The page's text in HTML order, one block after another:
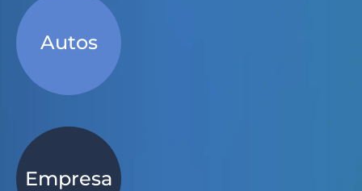
Autos
Empresa